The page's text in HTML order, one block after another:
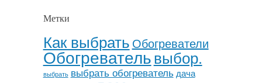
Метки
Как выбрать Обогреватели
Обогревательвыбор.
выбрать выбрать обогреватель дача